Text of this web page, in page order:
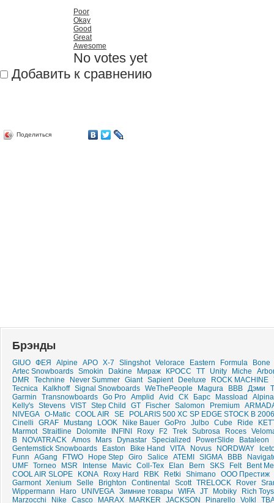
Poor
Okay
Good
Great
Awesome
No votes yet
Добавить к сравнению
Поделиться
Брэнды
GIUO ФЕЯ Alpine APO X-7 Slingshot Velorace Eastern Formula
Bone
Artec Snowboards Smokin Dakine Мираж КРОСС ТТ Unity Miche
DMR
Technine Never Summer Giant Sapient Deeluxe ROCK MACHINE
Tecnica
Kalkhoff Signal Snowboards WeThePeople Magura BBB Дэми
Garmin
Transnowboards Go Pro Amplid Avid СК Барс Massload
Alpina
Kelly's Stevens VIST Step Child GT Fischer Salomon Premium
NIVEGA O-Matic COOL AIR SE
POLARIS 500 XC SP EDGE STOCK B 2006
Cinelli
GRAF Mustang LOOK Nike Bauer GoPro Julbo Cube Ride
Marmot Straitline Dolomite INFINI Roxy F2 Trek Subrosa Roces
B
NOVATRACK Amos Mars Dynastar Specialized PowerSlide
Bataleon
Gentemstick Snowboards
Easton Bike Hand VITA Novus NORDWAY
Funn
AGang FTWO Hope Step Giro Salice ATEMI SIGMA ВВВ
UMF Torneo MSR Intense Mavic Coll-Tex Elan Bern SKS Felt
Bent
COOL AIR SLOPE
KONA Roxy Hard RBK Retki Shimano ООО Престиж
Garmont Xenium Selle Brighton Continental Scott TRELOCK Rover
Wippermann
Haro UNIVEGA Зимние товары WIFA JT Mobiky
Rich Toys
Marzocchi
Nike Casco MARAX MARKER JACKSON Pinarello Volkl